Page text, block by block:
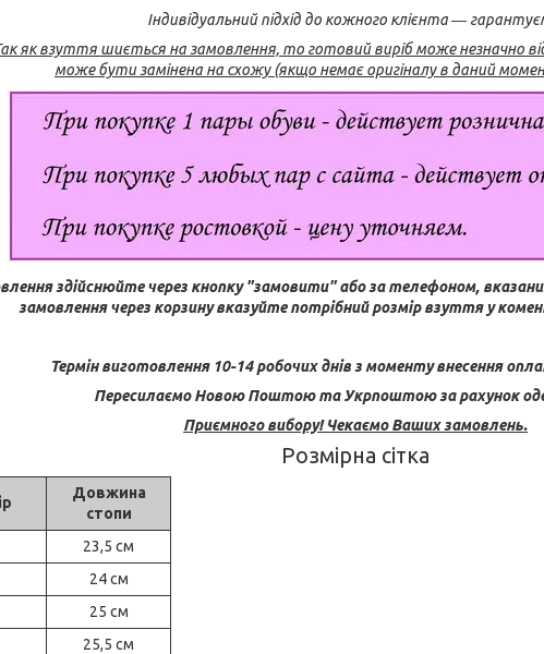
Індивідуальний підхід до кожного клієнта ―
як взуття шиється на замовлення, то готовий виріб може незначно
може бути замінена на схожу (якщо немає оригіналу в даний
здійснюйте через кнопку "замовити" або за телефоном,
замовлення через корзину вказуйте потрібний розмір взуття у
Термін виготовлення 10-14 робочих днів з моменту внесення
Пересилаємо Новою Поштою та Укрпоштою за рахунок
Приємного вибору! Чекаємо Ваших замовлень.
Розмірна сітка
Довжина
стопи
23,5 см
24 см
25 см
25,5 см